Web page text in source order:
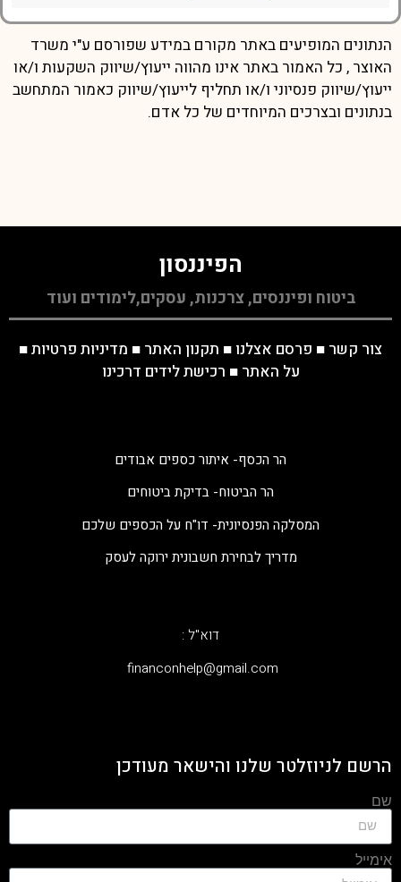
הנתונים המופיעים באתר מקורם במידע שפורסם ע"י משרד
האוצר , כל האמור באתר אינו מהווה ייעוץ/שיווק השקעות ו/או
ייעוץ/שיווק פנסיוני ו/או תחליף לייעוץ/שיווק כאמור המתחשב
בנתונים ובצרכים המיוחדים של כל אדם.
הפיננסון
ביטוח ופיננסים, צרכנות, עסקים,לימודים ועוד
צור קשר ■ פרסם אצלנו ■ תקנון האתר ■ מדיניות פרטיות■
על האתר ■ רכישת לידים דרכינו
הר הכסף- איתור כספים אבודים
הר הביטוח- בדיקת ביטוחים
המסלקה הפנסיונית- דו"ח על הכספים שלכם
מדריך לבחירת חשבונית ירוקה לעסק
דוא"ל :
‫financonhelp@gmail.com‬
הרשם לניוזלטר שלנו והישאר מעודכן
שם
אימייל